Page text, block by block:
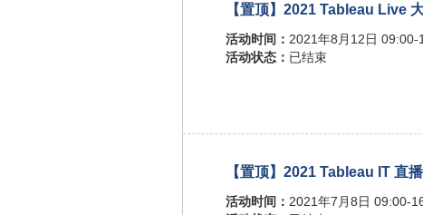
【置顶】2021 Tableau Live
活动时间： 2021年8月12日 09:00-
活动状态： 已结束
【置顶】2021 Tableau IT 直
活动时间： 2021年7月8日 09:00-